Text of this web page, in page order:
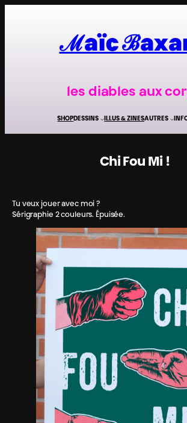
ℳaïc
les diables aux
SHOPDESSINS ILLUS & ZINESAUTRES
Chi Fou Mi !
Tu veux jouer avec moi ?
Sérigraphie 2 couleurs. Épuisée.